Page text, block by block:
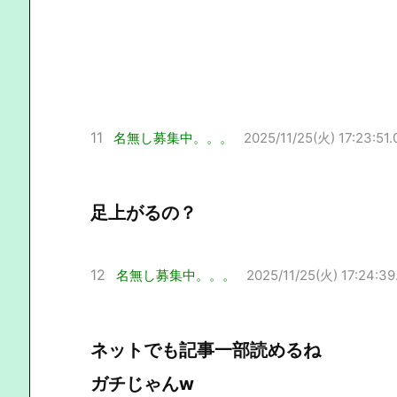
11 名無し募集中。。。 2025/11/25(火)
足上がるの？
12 名無し募集中。。。 2025/11/25(火)
ネットでも記事一部読めるね
ガチじゃんw